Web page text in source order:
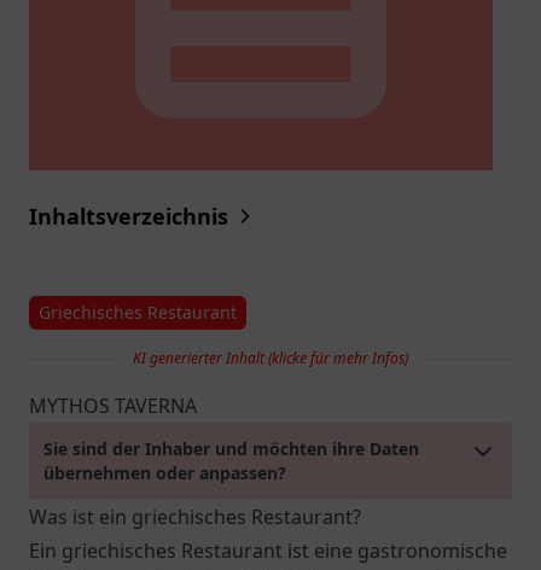
Inhaltsverzeichnis
Griechisches Restaurant
KI generierter Inhalt (klicke für mehr Infos)
MYTHOS TAVERNA
Sie sind der Inhaber und möchten ihre Daten
übernehmen oder anpassen?
Was ist ein griechisches Restaurant?
Ein griechisches Restaurant ist eine gastronomische